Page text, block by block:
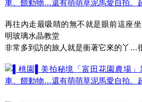
再往內走最吸睛的無不就是眼前這座
明玻璃水晶教堂
非常多到訪的旅人就是衝著它來的丫…